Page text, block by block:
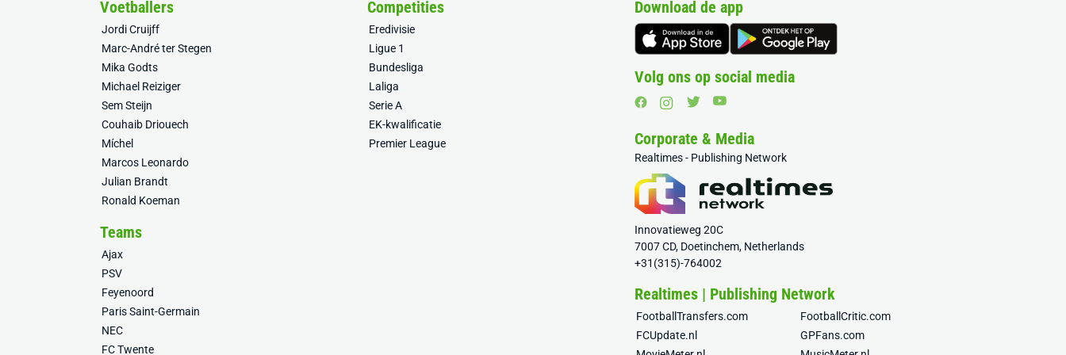
Voetballers
Jordi Cruijff
Marc-André ter Stegen
Mika Godts
Michael Reiziger
Sem Steijn
Couhaib Driouech
Míchel
Marcos Leonardo
Julian Brandt
Ronald Koeman
Competities
Eredivisie
Ligue 1
Bundesliga
Laliga
Serie A
EK-kwalificatie
Premier League
Teams
Ajax
PSV
Feyenoord
Paris Saint-Germain
NEC
FC Twente
Download de app
Volg ons op social media
Corporate & Media
Realtimes - Publishing Network
Innovatieweg 20C
7007 CD, Doetinchem, Netherlands
+31(315)-764002
Realtimes | Publishing Network
FootballTransfers.com
FootballCritic.com
FCUpdate.nl
GPFans.com